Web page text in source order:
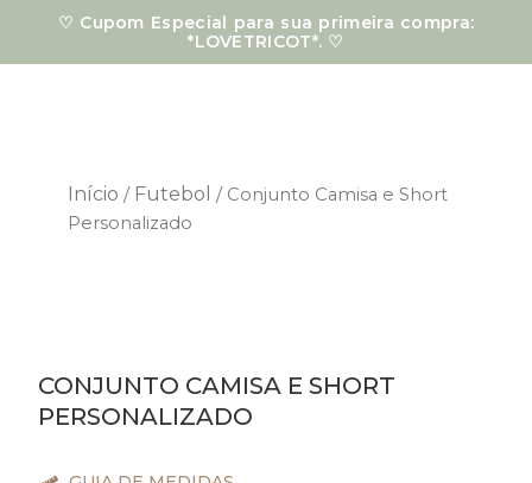
o
♡ Cupom Especial para sua primeira compra:
*LOVETRICOT*. ♡
Início / Futebol / Conjunto Camisa e Short
Personalizado
CONJUNTO CAMISA E SHORT
PERSONALIZADO